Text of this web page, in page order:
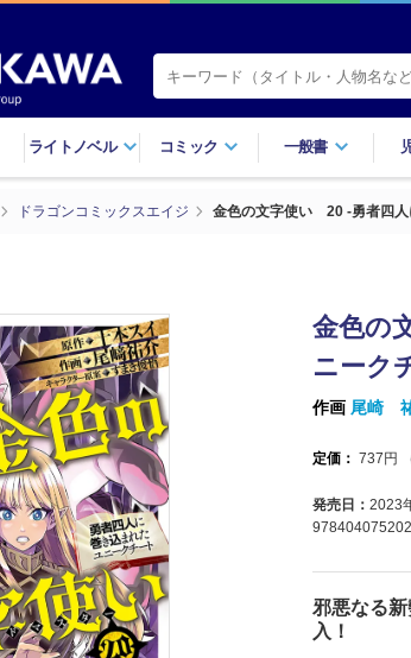
ライトノベル コミック 一般書
ドラゴンコミックスエイジ 金色の文字使い 20 ‐勇者四人
金色の
ニーク
作画 尾崎
定価： 737 円
発売日： 2023
邪悪なる
入！